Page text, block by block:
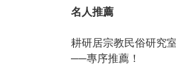
名人推薦
耕研居宗教民俗研究
──專序推薦！